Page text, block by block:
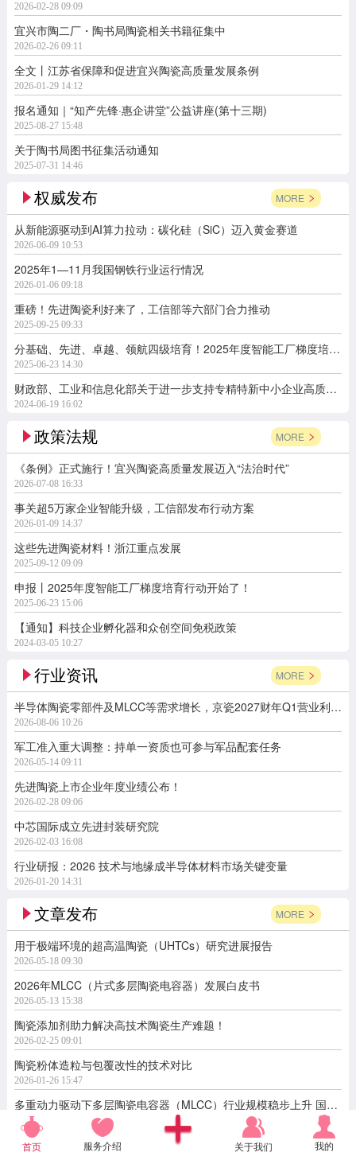
2026-02-28 09:09
宜兴市陶二厂・陶书局陶瓷相关书籍征集中
2026-02-26 09:11
全文丨江苏省保障和促进宜兴陶瓷高质量发展条例
2026-01-29 14:12
报名通知｜“知产先锋·惠企讲堂”公益讲座(第十三期)
2025-08-27 15:48
关于陶书局图书征集活动通知
2025-07-31 14:46
权威发布 MORE
从新能源驱动到AI算力拉动：碳化硅（SiC）迈入黄金赛道
2026-06-09 10:53
2025年1—11月我国钢铁行业运行情况
2026-01-06 09:18
重磅！先进陶瓷利好来了，工信部等六部门合力推动
2025-09-25 09:33
分基础、先进、卓越、领航四级培育！2025年度智能工厂梯度培育行动开始了
2025-06-23 14:30
财政部、工业和信息化部关于进一步支持专精特新中小企业高质量发展的通知
2024-06-19 16:02
政策法规 MORE
《条例》正式施行！宜兴陶瓷高质量发展迈入“法治时代”
2026-07-08 16:33
事关超5万家企业智能升级，工信部发布行动方案
2026-01-09 14:37
这些先进陶瓷材料！浙江重点发展
2025-09-12 09:09
申报丨2025年度智能工厂梯度培育行动开始了！
2025-06-23 15:06
【通知】科技企业孵化器和众创空间免税政策
2024-03-05 10:27
行业资讯 MORE
半导体陶瓷零部件及MLCC等需求增长，京瓷2027财年Q1营业利润同比增长164.7%
2026-08-06 10:26
军工准入重大调整：持单一资质也可参与军品配套任务
2026-05-14 09:11
先进陶瓷上市企业年度业绩公布！
2026-02-28 09:06
中芯国际成立先进封装研究院
2026-02-03 16:08
行业研报：2026 技术与地缘成半导体材料市场关键变量
2026-01-20 14:31
文章发布 MORE
用于极端环境的超高温陶瓷（UHTCs）研究进展报告
2026-05-18 09:30
2026年MLCC（片式多层陶瓷电容器）发展白皮书
2026-05-13 15:38
陶瓷添加剂助力解决高技术陶瓷生产难题！
2026-02-25 09:01
陶瓷粉体造粒与包覆改性的技术对比
2026-01-26 15:47
多重动力驱动下多层陶瓷电容器（MLCC）行业规模稳步上升 国产替代空间广阔
2026-01-13 10:34
首页 服务介绍 关于我们 我的